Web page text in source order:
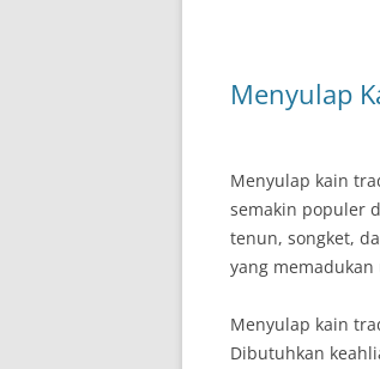
Menyulap
Menyulap kain
semakin populer
tenun, songket,
yang
Menyulap kain
Dibutuhkan